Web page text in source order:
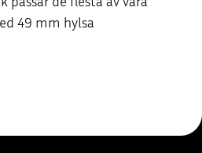
49 mm hylsa